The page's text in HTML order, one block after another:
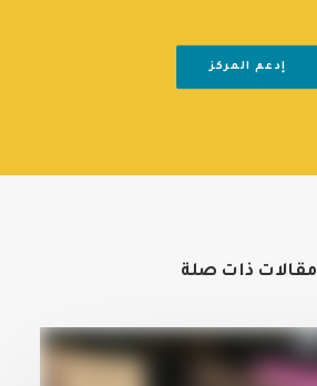
إدعم المركز
مقالات ذات صلة